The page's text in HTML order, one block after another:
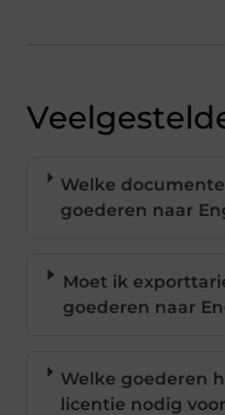
Welke
goederen naar
Moet ik
goederen naar
Welke goederen
licentie nodig